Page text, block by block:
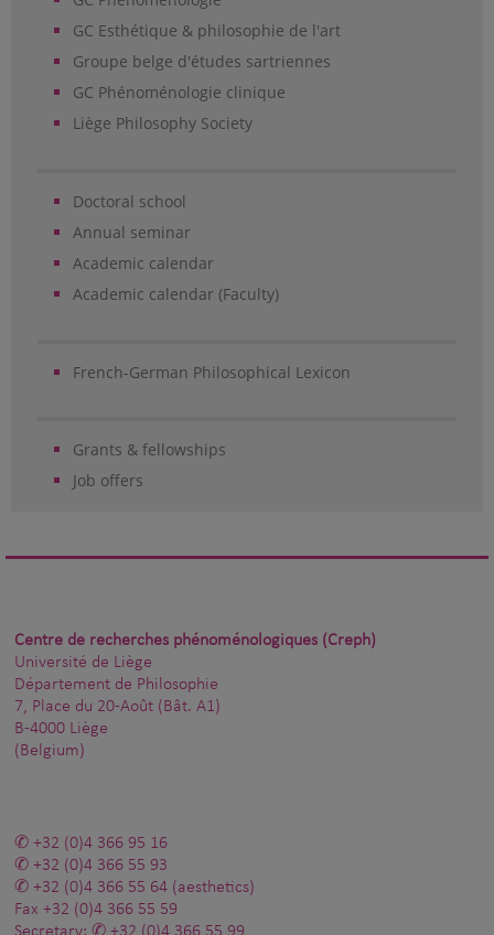
GC Esthétique & philosophie de l'art
Groupe belge d'études sartriennes
GC Phénoménologie clinique
Liège Philosophy Society
Doctoral school
Annual seminar
Academic calendar
Academic calendar (Faculty)
French-German Philosophical Lexicon
Grants & fellowships
Job offers
Centre de recherches phénoménologiques (Creph)
Université de Liège
Département de Philosophie
7, Place du 20-Août (Bât. A1)
B-4000 Liège
(Belgium)
+32 (0)4 366 95 16
+32 (0)4 366 55 93
+32 (0)4 366 55 64 (aesthetics)
Fax +32 (0)4 366 55 59